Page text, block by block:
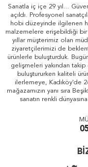
Sanatla iç içe 29 yıl...
açıldı. Profesyonel
hobi düzeyinde ilgilenen
malzemelere erişebildiği bir
yıllar müşterimiz olan
ziyaretçilerimizi de
ürünlerle buluşturduk.
gelişmeleri yakından
buluştururken kaliteli
ilerlemeye, Kadıköy'de
mağazamızın yanı sıra
sanatın renkli